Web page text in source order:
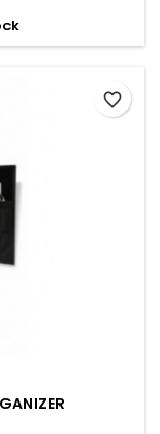
favorite_border